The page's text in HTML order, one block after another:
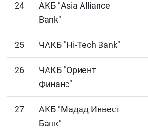
24
АКБ "Asia Alliance
Bank"
25 ЧАКБ "Hi-Tech Bank"
26
ЧАКБ "Ориент
Финанс"
27
АКБ "Мадад Инвест
Банк"